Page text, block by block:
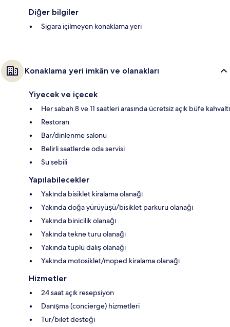
Diğer bilgiler
Sigara içilmeyen konaklama yeri
Konaklama yeri imkân ve olanakları
Yiyecek ve içecek
Her sabah 8 ve 11 saatleri arasında ücretsiz açık büfe kahvaltı
Restoran
Bar/dinlenme salonu
Belirli saatlerde oda servisi
Su sebili
Yapılabilecekler
Yakında bisiklet kiralama olanağı
Yakında doğa yürüyüşü/bisiklet parkuru olanağı
Yakında binicilik olanağı
Yakında tekne turu olanağı
Yakında tüplü dalış olanağı
Yakında motosiklet/moped kiralama olanağı
Hizmetler
24 saat açık resepsiyon
Danışma (concierge) hizmetleri
Tur/bilet desteği